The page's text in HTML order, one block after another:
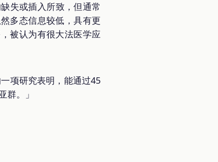
失或插入所致，但通常
多态信息较低，具有更
被认为有很大法医学应
项研究表明，能通过45
群。」